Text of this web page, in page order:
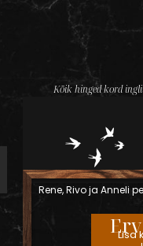
Kõik hinged kord
Rene, Rivo ja Anneli
Lisa